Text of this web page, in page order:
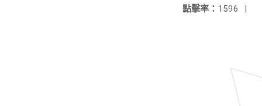
點擊率： 1596 |